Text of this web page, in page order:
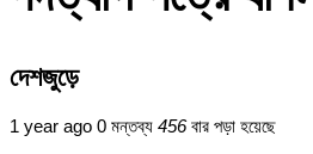
দেশজুড়ে
1 year ago 0 মন্তব্য 456বার পড়া হয়েছে